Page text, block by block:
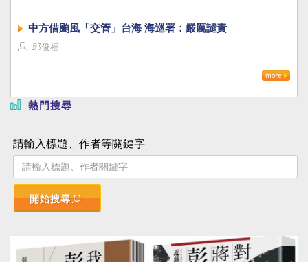
中方借颱風「交管」台海 海巡署：嚴厲譴責
邱俊福
熱門搜尋
請輸入標題、作者等關鍵字
開始搜尋